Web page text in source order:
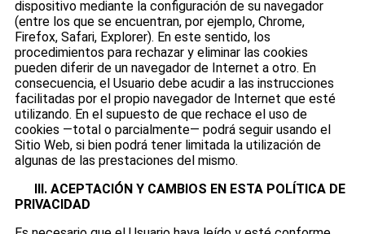
dispositivo mediante la configuración de su navegador
(entre los que se encuentran, por ejemplo, Chrome,
Firefox, Safari, Explorer). En este sentido, los
procedimientos para rechazar y eliminar las cookies
pueden diferir de un navegador de Internet a otro. En
consecuencia, el Usuario debe acudir a las instrucciones
facilitadas por el propio navegador de Internet que esté
utilizando. En el supuesto de que rechace el uso de
cookies —total o parcialmente— podrá seguir usando el
Sitio Web, si bien podrá tener limitada la utilización de
algunas de las prestaciones del mismo.
III. ACEPTACIÓN Y CAMBIOS EN ESTA POLÍTICA DE
PRIVACIDAD